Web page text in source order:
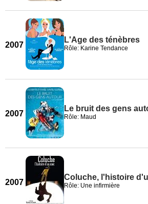
2007
L'Age des ténèbres
Rôle: Karine Tendance
2007
Le bruit des gens
Rôle: Maud
2007
Coluche, l'histoire
Rôle: Une infirmière